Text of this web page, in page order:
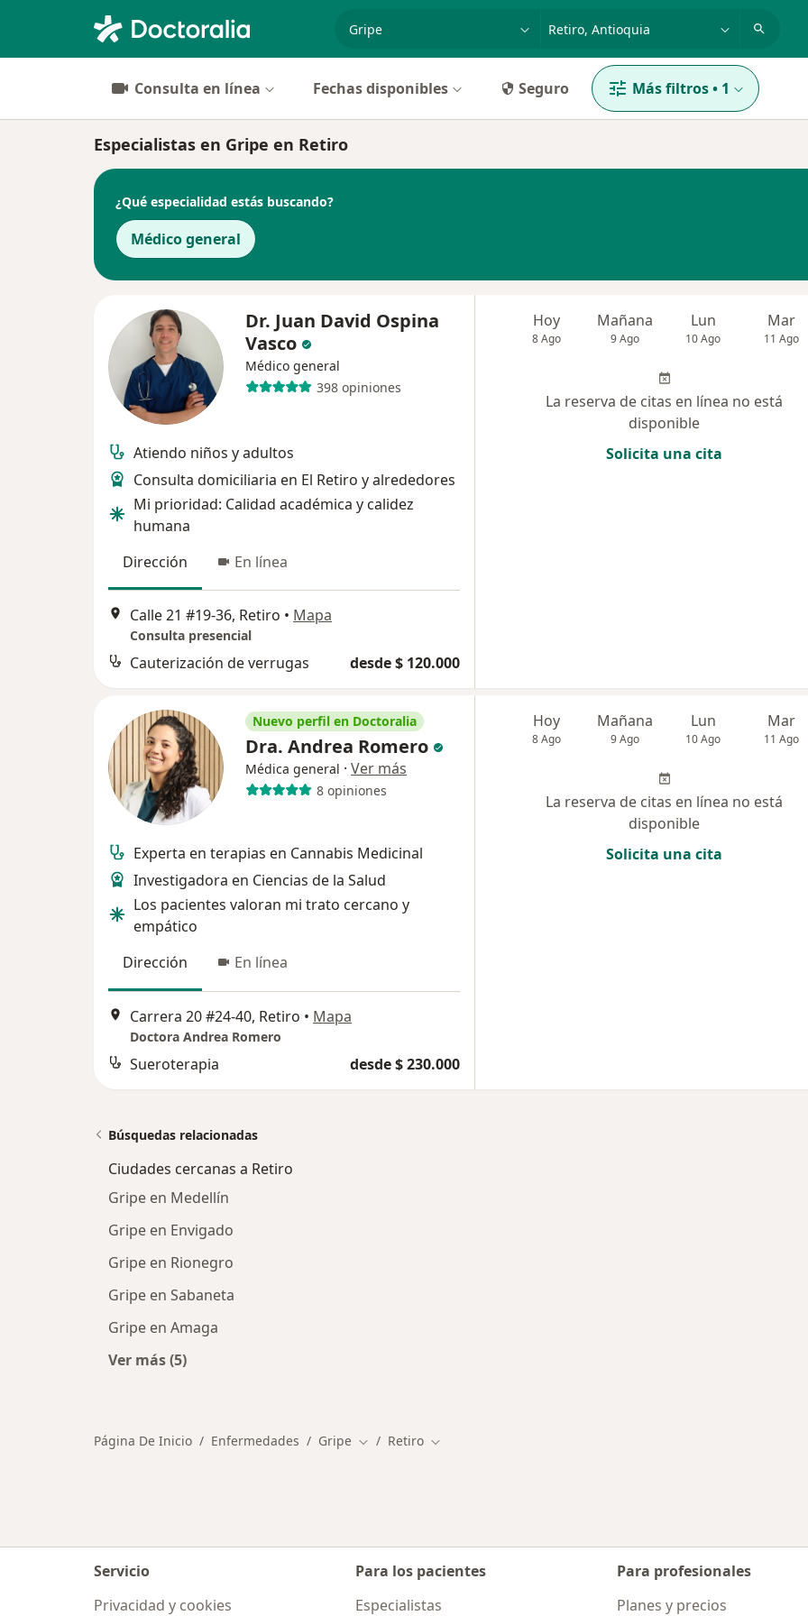
Consulta en línea Fechas disponibles Seguro Más filtros• 1
Especialistas en Gripe en Retiro
¿Qué especialidad estás buscando?
Médico general
Dr. Juan David Ospina
Vasco
Médico general
398 opiniones
Atiendo niños y adultos
Consulta domiciliaria en El Retiro y alrededores
Mi prioridad: Calidad académica y calidez
humana
Dirección
En línea
Calle 21 #19-36, Retiro • Mapa
Consulta presencial
Cauterización de verrugas desde $ 120.000
Hoy
8 Ago
Mañana
9 Ago
Lun
10 Ago
Mar
11 Ago
La reserva de citas en línea no está
disponible
Solicita una cita
Nuevo perfil en Doctoralia
Dra. Andrea Romero
Médica general · Ver más
8 opiniones
Experta en terapias en Cannabis Medicinal
Investigadora en Ciencias de la Salud
Los pacientes valoran mi trato cercano y
empático
Dirección
En línea
Carrera 20 #24-40, Retiro • Mapa
Doctora Andrea Romero
Sueroterapia desde $ 230.000
Hoy
8 Ago
Mañana
9 Ago
Lun
10 Ago
Mar
11 Ago
La reserva de citas en línea no está
disponible
Solicita una cita
Búsquedas relacionadas
Ciudades cercanas a Retiro
Gripe en Medellín
Gripe en Envigado
Gripe en Rionegro
Gripe en Sabaneta
Gripe en Amaga
Ver más (5)
Página De Inicio Enfermedades Gripe Cambiar de ciudad
Retiro Cambiar de ciudad
Servicio
Privacidad y cookies
Para los pacientes
Especialistas
Para profesionales
Planes y precios